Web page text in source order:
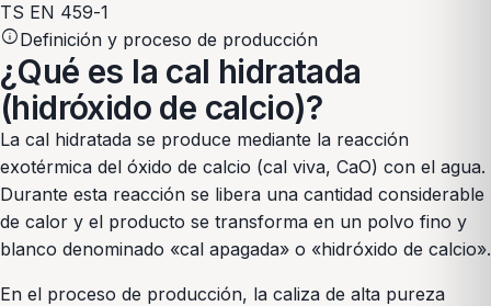
TS EN 459-1
infoDefinición y proceso de producción
¿Qué es la cal hidratada
(hidróxido de calcio)?
La cal hidratada se produce mediante la reacción
exotérmica del óxido de calcio (cal viva, CaO) con el agua.
Durante esta reacción se libera una cantidad considerable
de calor y el producto se transforma en un polvo fino y
blanco denominado «cal apagada» o «hidróxido de calcio».
En el proceso de producción, la caliza de alta pureza